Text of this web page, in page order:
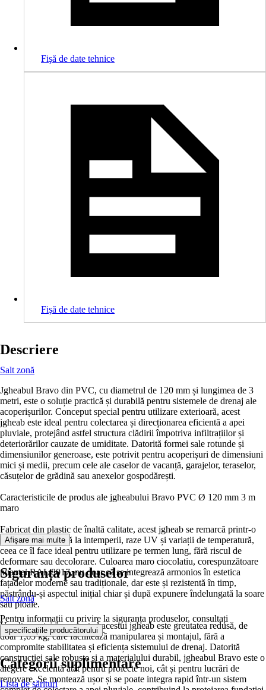
Fişă de date tehnice
Fişă de date tehnice
Descriere
Salt zonă
Jgheabul Bravo din PVC, cu diametrul de 120 mm și lungimea de 3
metri, este o soluție practică și durabilă pentru sistemele de drenaj ale
acoperișurilor. Conceput special pentru utilizare exterioară, acest
jgheab este ideal pentru colectarea și direcționarea eficientă a apei
pluviale, protejând astfel structura clădirii împotriva infiltrațiilor și
deteriorărilor cauzate de umiditate. Datorită formei sale rotunde și
dimensiunilor generoase, este potrivit pentru acoperișuri de dimensiuni
mici și medii, precum cele ale caselor de vacanță, garajelor, teraselor,
căsuțelor de grădină sau anexelor gospodărești.
Caracteristicile de produs ale jgheabului Bravo PVC Ø 120 mm 3 m
maro
Fabricat din plastic de înaltă calitate, acest jgheab se remarcă printr-o
rezistență excelentă la intemperii, raze UV și variații de temperatură,
ceea ce îl face ideal pentru utilizare pe termen lung, fără riscul de
deformare sau decolorare. Culoarea maro ciocolatiu, corespunzătoare
nuanței RAL 8017, nu doar că se integrează armonios în estetica
fațadelor moderne sau tradiționale, dar este și rezistentă în timp,
păstrându-și aspectul inițial chiar și după expunere îndelungată la soare
sau ploaie.
Un alt avantaj important al acestui jgheab este greutatea redusă, de
doar 1,65 kg, care facilitează manipularea și montajul, fără a
compromite stabilitatea și eficiența sistemului de drenaj. Datorită
construcției sale robuste și a materialului durabil, jgheabul Bravo este o
alegere excelentă atât pentru proiecte noi, cât și pentru lucrări de
renovare. Se montează ușor și se poate integra rapid într-un sistem
Afișare mai multe
Siguranța produselor
Salt zonă
Pentru informații cu privire la siguranța produselor, consultați
specificațiile producătorului .
Categorii suplimentare
Lista de sărituri